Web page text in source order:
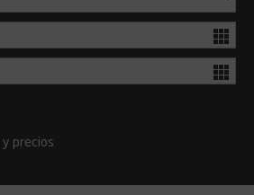
precios